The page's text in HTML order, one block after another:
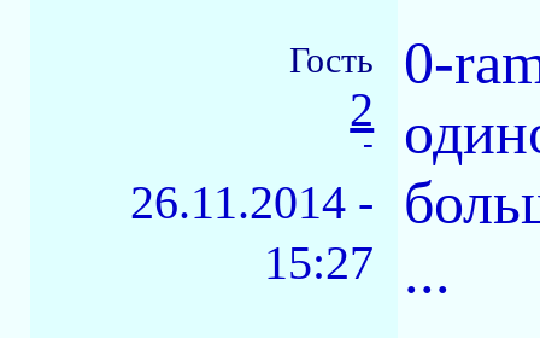
Гость
2
-
26.11.2014 -
15:27
0-
...